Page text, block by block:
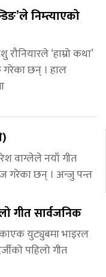
निम्त्याएको
‘हाम्रो कथा’
गरेका छन् । हाल
वाग्लेले नयाँ गीत
गरेका छन् । अन्जु पन्त
गीत सार्वजनिक
युट्युबमा भाइरल
पहिलो गीत